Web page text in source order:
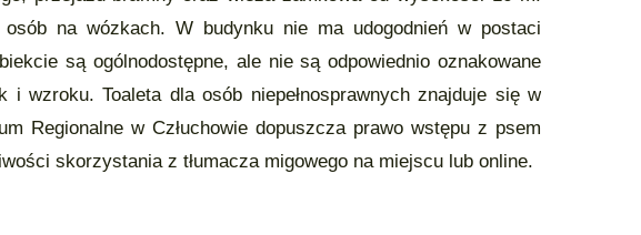
na wózkach. W budynku nie ma udogodnień w postaci
są ogólnodostępne, ale nie są odpowiednio oznakowane
wzroku. Toaleta dla osób niepełnosprawnych znajduje się w
Regionalne w Człuchowie dopuszcza prawo wstępu z psem
skorzystania z tłumacza migowego na miejscu lub online.